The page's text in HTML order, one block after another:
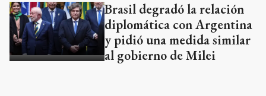
Brasil degradó la relación
diplomática con Argentina
y pidió una medida similar
al gobierno de Milei